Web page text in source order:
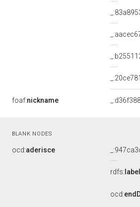
foaf:nickname
BLANK NODES
ocd:aderisce
rdfs: label
ocd: